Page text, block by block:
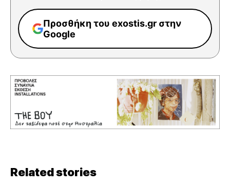
Προσθήκη του exostis.gr στην
Google
Related stories